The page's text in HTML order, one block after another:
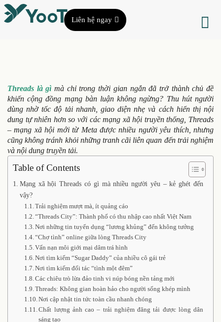
Liên hệ ngay
Threads là gì mà chỉ trong thời gian ngắn đã trở thành chủ đề
khiến cộng đồng mạng bàn luận không ngừng? Thu hút người
dùng nhờ tốc độ tải nhanh, giao diện nhẹ và cách hiển thị nội
dung tự nhiên hơn so với các mạng xã hội truyền thống, Threads
– mạng xã hội mới từ Meta được nhiều người yêu thích, nhưng
cũng không tránh khỏi những tranh cãi liên quan đến trải nghiệm
và nội dung truyền tải.
Table of Contents
Mạng xã hội Threads có gì mà nhiều người yêu – kẻ ghét đến
vậy?
Trải nghiệm mượt mà, ít quảng cáo
“Threads City”: Thành phố có thu nhập cao nhất Việt Nam
Nơi những tin tuyển dụng “lương khủng” đến không tưởng
“Chợ tình” online giữa lòng Threads City
Vấn nạn môi giới mại dâm trá hình
Nơi tìm kiếm “Sugar Daddy” của nhiều cô gái trẻ
Nơi tìm kiếm đối tác “tình một đêm”
Các chiêu trò lừa đảo tinh vi núp bóng nền tảng mới
Threads: Không gian hoàn hảo cho người sống khép mình
Nơi cập nhật tin tức toàn cầu nhanh chóng
Chất lượng ảnh cao – trải nghiệm đăng tải được lòng dân
sáng tạo